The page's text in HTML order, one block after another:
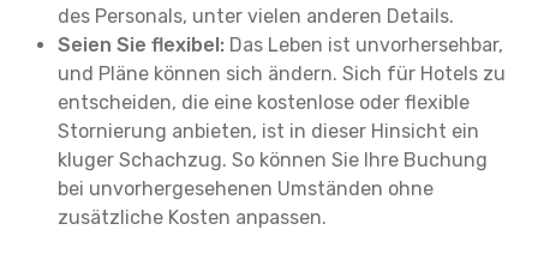
des Personals, unter vielen anderen Details.
Seien Sie flexibel: Das Leben ist unvorhersehbar,
und Pläne können sich ändern. Sich für Hotels zu
entscheiden, die eine kostenlose oder flexible
Stornierung anbieten, ist in dieser Hinsicht ein
kluger Schachzug. So können Sie Ihre Buchung
bei unvorhergesehenen Umständen ohne
zusätzliche Kosten anpassen.